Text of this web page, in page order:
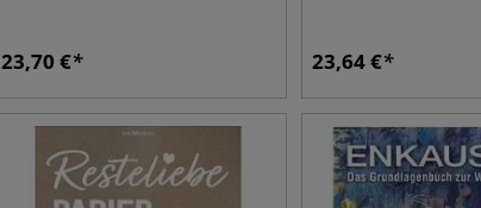
23,70 € 23,64€